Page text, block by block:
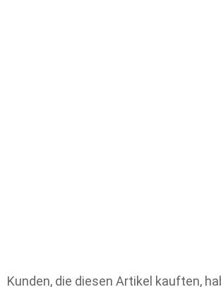
Kunden, die diesen Artikel kauften,